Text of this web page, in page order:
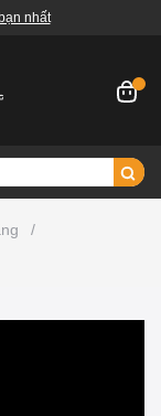
nhất
/